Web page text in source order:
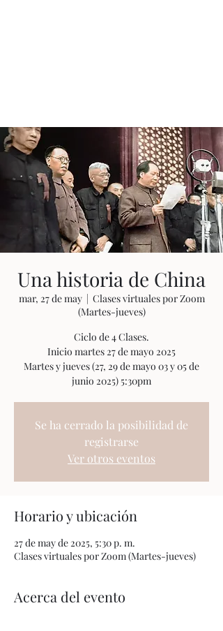
Una historia de China
mar, 27 de may
  |
Clases virtuales por Zoom
(Martes-jueves)
Ciclo de 4 Clases.
Inicio martes 27 de mayo 2025
Martes y jueves (27, 29 de mayo 03 y 05 de
Se ha cerrado la posibilidad de
registrarse
Ver otros eventos
Horario y ubicación
27 de may de 2025, 5:30 p. m.
Clases virtuales por Zoom (Martes-jueves)
Acerca del evento